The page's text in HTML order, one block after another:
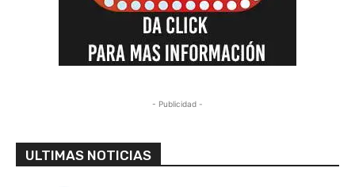
- Publicidad -
ULTIMAS NOTICIAS